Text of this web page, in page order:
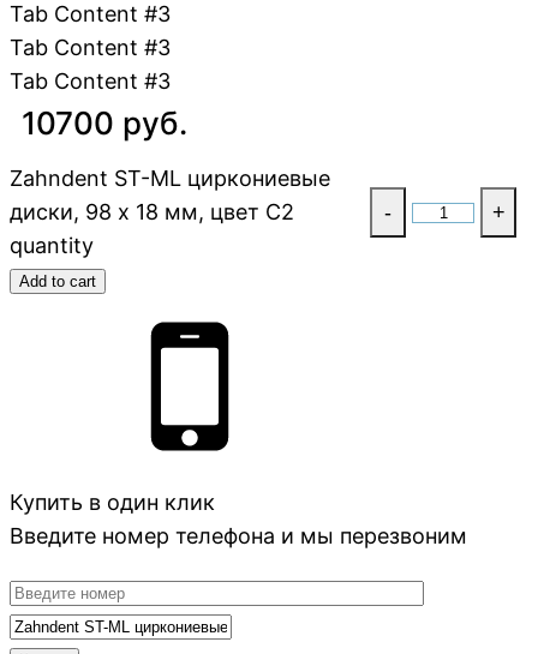
Tab Content #3
Tab Content #3
Tab Content #3
10700 руб.
Zahndent ST-ML циркониевые
диски, 98 х 18 мм, цвет C2
quantity
- +
Add to cart
Купить в один клик
Введите номер телефона и мы перезвоним